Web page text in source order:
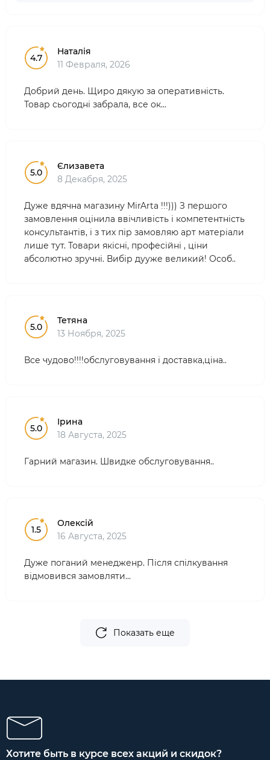
4.7
Наталія
11 Февраля, 2026
Добрий день. Щиро дякую за оперативність.
Товар сьогодні забрала, все ок...
5.0
Єлизавета
8 Декабря, 2025
Дуже вдячна магазину MirArta !!!))) З першого
замовлення оцінила ввічливість і компетентність
консультантів, і з тих пір замовляю арт матеріали
лише тут. Товари якісні, професійні , ціни
абсолютно зручні. Вибір дууже великий! Особ..
5.0
Тетяна
13 Ноября, 2025
Все чудово!!!!обслуговування і доставка,ціна..
5.0
Ірина
18 Августа, 2025
Гарний магазин. Швидке обслуговування..
1.5
Олексій
16 Августа, 2025
Дуже поганий менедженр. Після спілкування
відмовився замовляти...
Показать еще
Хотите быть в курсе всех акций и скидок?